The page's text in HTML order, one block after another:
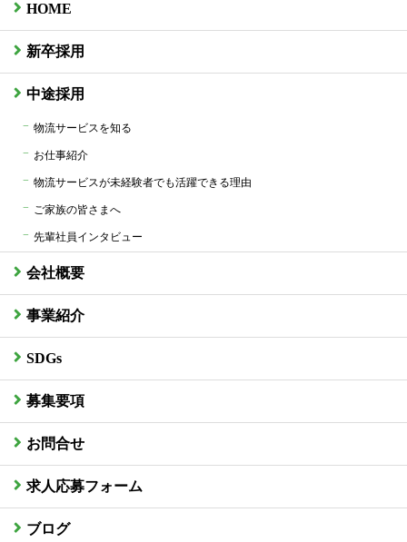
HOME
新卒採用
中途採用
物流サービスを知る
お仕事紹介
物流サービスが未経験者でも活躍できる理由
ご家族の皆さまへ
先輩社員インタビュー
会社概要
事業紹介
SDGs
募集要項
お問合せ
求人応募フォーム
ブログ